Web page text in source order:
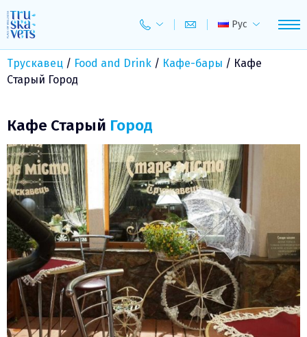
to
content
Рус
Трускавец / Food and Drink / Кафе-бары / Кафе
Старый Город
Кафе Старый Город